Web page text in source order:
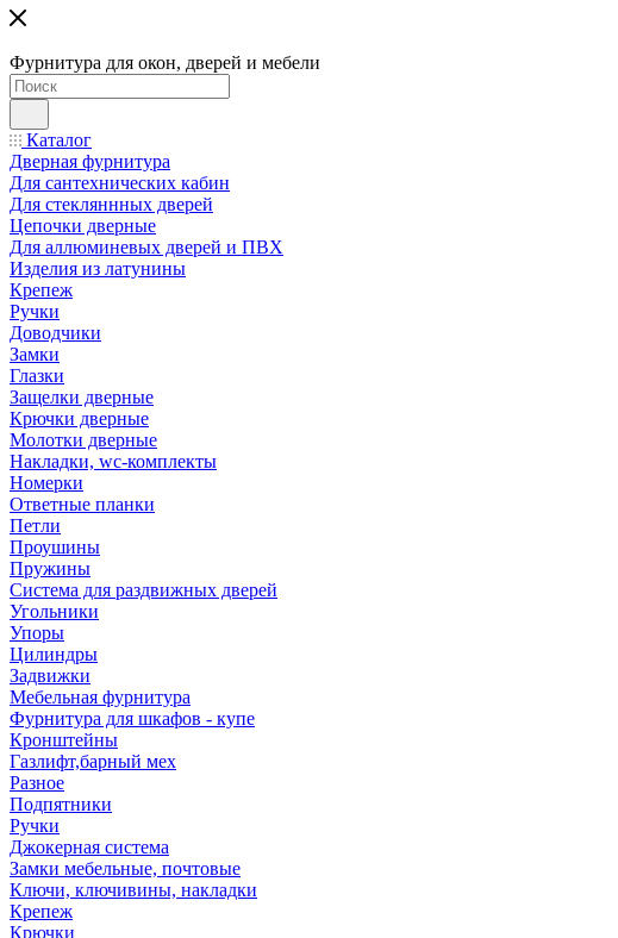
Фурнитура для окон, дверей и мебели
Каталог
Дверная фурнитура
Для сантехнических кабин
Для стекляннных дверей
Цепочки дверные
Для аллюминевых дверей и ПВХ
Изделия из латунины
Крепеж
Ручки
Доводчики
Замки
Глазки
Защелки дверные
Крючки дверные
Молотки дверные
Накладки, wc-комплекты
Номерки
Ответные планки
Петли
Проушины
Пружины
Система для раздвижных дверей
Угольники
Упоры
Цилиндры
Задвижки
Мебельная фурнитура
Фурнитура для шкафов - купе
Кронштейны
Газлифт,барный мех
Разное
Подпятники
Ручки
Джокерная система
Замки мебельные, почтовые
Ключи, ключивины, накладки
Крепеж
Крючки